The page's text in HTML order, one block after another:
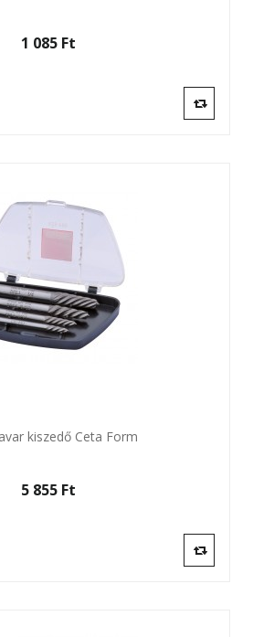
1 085 Ft‎
kiszedő Ceta Form
5 855 Ft‎